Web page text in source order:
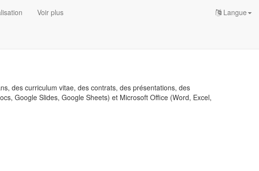
Voir plus Langue
des curriculum vitae, des contrats, des présentations, des
Google Slides, Google Sheets) et Microsoft Office (Word, Excel,